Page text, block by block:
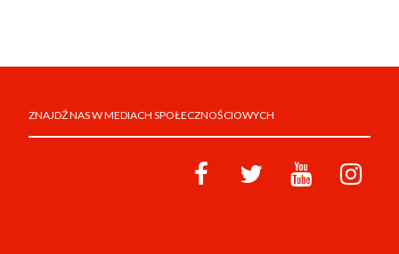
ZNAJDŹ NAS W MEDIACH SPOŁECZNOŚCIOWYCH